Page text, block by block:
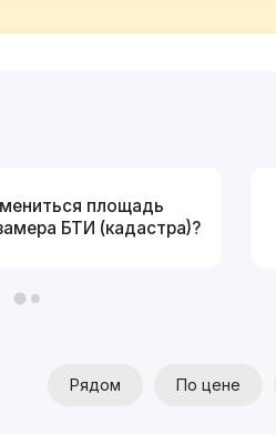
площадь
БТИ (кадастра)?
Рядом По цене